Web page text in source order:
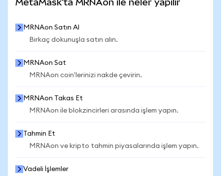
MetaMask'ta MRNAon ile neler yapılır
MRNAon Satın Al
Birkaç dokunuşla satın alın.
MRNAon Sat
MRNAon coin'lerinizi nakde çevirin.
MRNAon Takas Et
MRNAon ile blokzincirleri arasında işlem yapın.
Tahmin Et
MRNAon ve kripto tahmin piyasalarında işlem yapın.
Vadeli İşlemler